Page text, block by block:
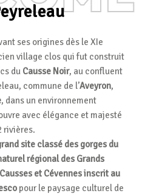
ses origines dès le XIe
village clos qui fut construit
du Causse Noir, au confluent
commune de l’Aveyron,
, dans un environnement
avec élégance et majesté
rivières.
site classé des gorges du
régional des Grands
Causses et Cévennes inscrit au
pour le paysage culturel de